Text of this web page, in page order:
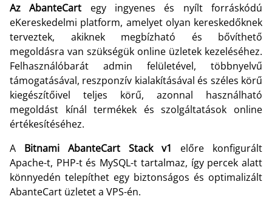
Az AbanteCart egy ingyenes és nyílt forráskódú
eKereskedelmi platform, amelyet olyan kereskedőknek
terveztek, akiknek megbízható és bővíthető
megoldásra van szükségük online üzletek kezeléséhez.
Felhasználóbarát admin felületével, többnyelvű
támogatásával, reszponzív kialakításával és széles körű
kiegészítőivel teljes körű, azonnal használható
megoldást kínál termékek és szolgáltatások online
értékesítéséhez.
A Bitnami AbanteCart Stack v1 előre konfigurált
Apache-t, PHP-t és MySQL-t tartalmaz, így percek alatt
könnyedén telepíthet egy biztonságos és optimalizált
AbanteCart üzletet a VPS-én.